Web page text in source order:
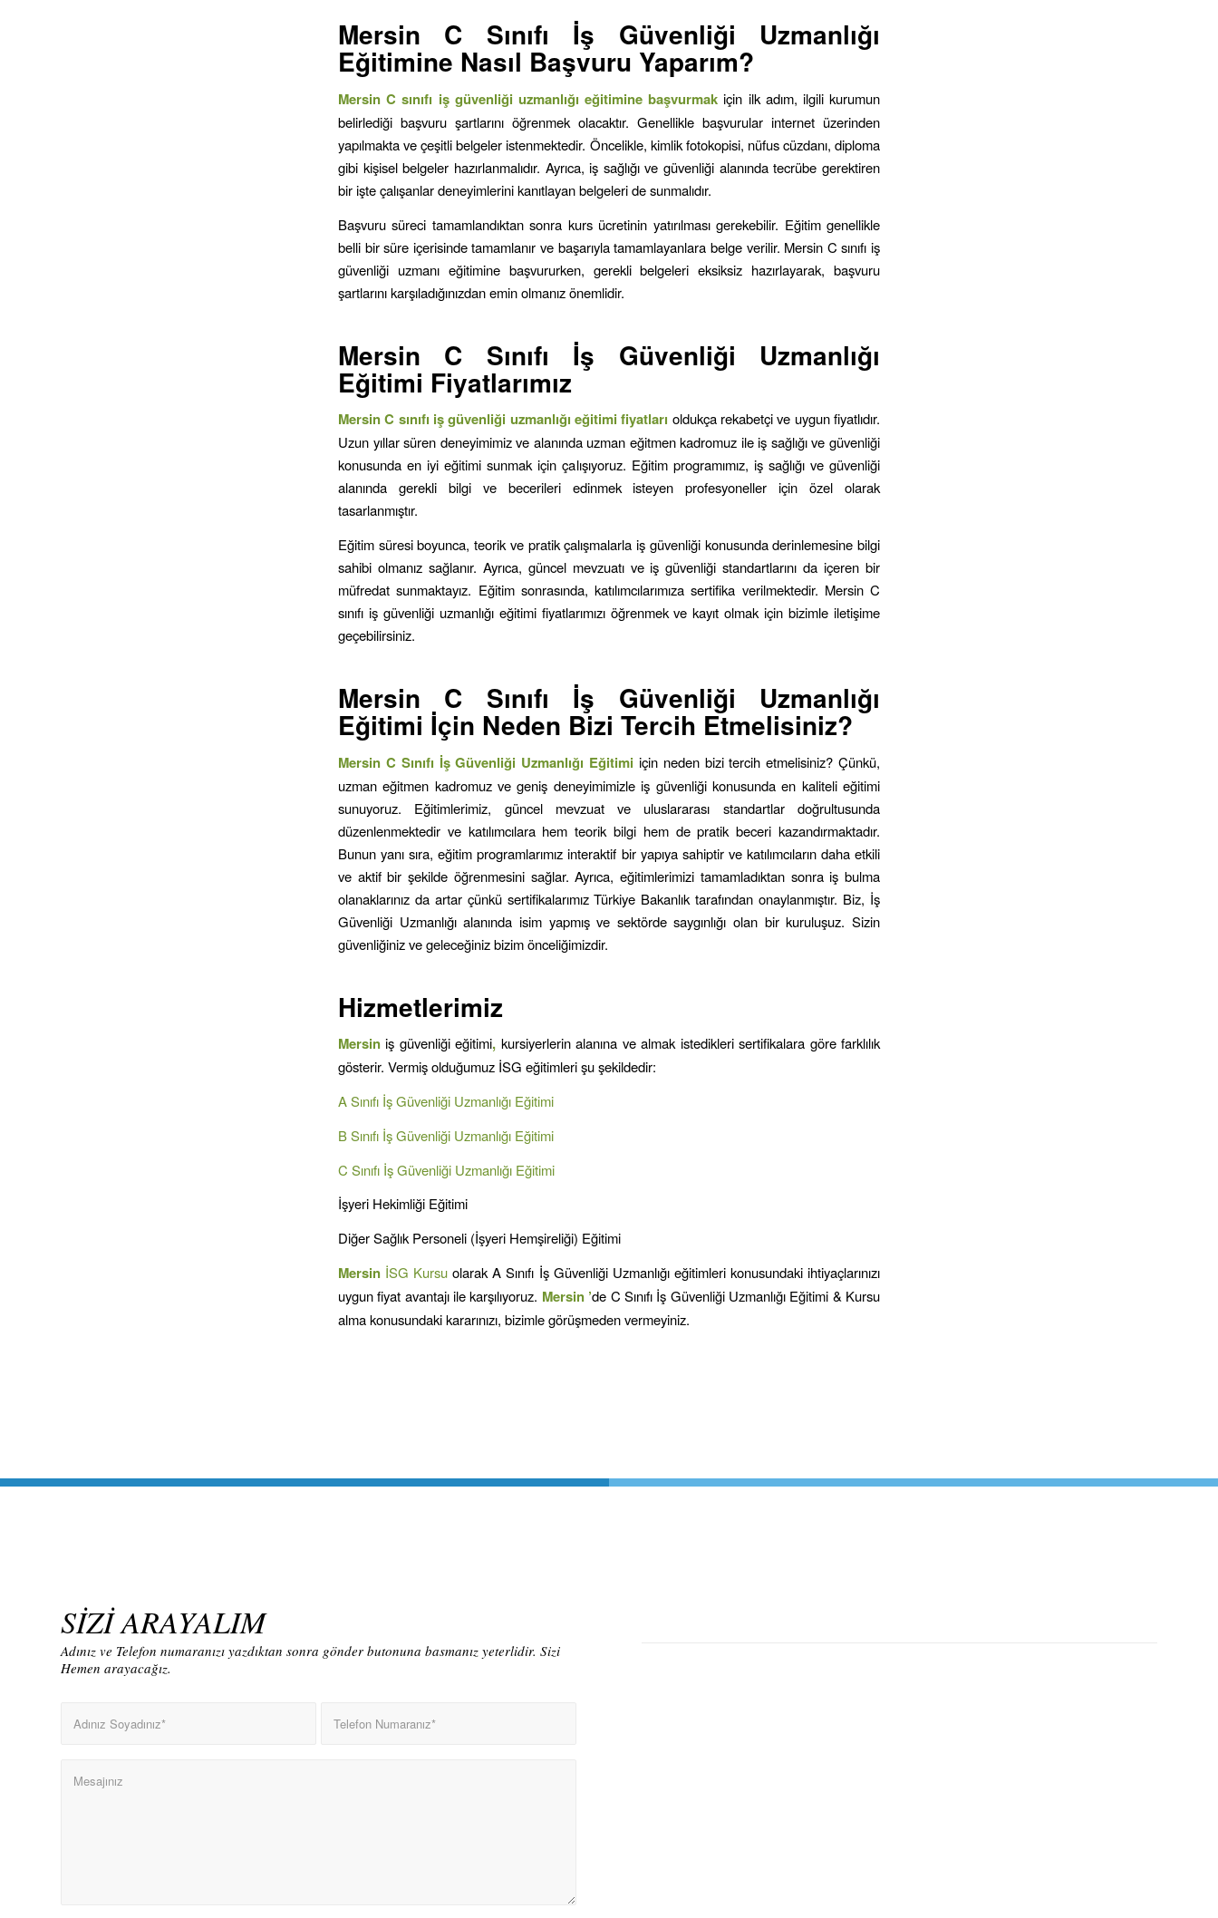
Mersin C Sınıfı İş Güvenliği Uzmanlığı
Eğitimine Nasıl Başvuru Yaparım?
Mersin C sınıfı iş güvenliği uzmanlığı eğitimine başvurmak için ilk adım, ilgili kurumun
belirlediği başvuru şartlarını öğrenmek olacaktır. Genellikle başvurular internet üzerinden
yapılmakta ve çeşitli belgeler istenmektedir. Öncelikle, kimlik fotokopisi, nüfus cüzdanı, diploma
gibi kişisel belgeler hazırlanmalıdır. Ayrıca, iş sağlığı ve güvenliği alanında tecrübe gerektiren
bir işte çalışanlar deneyimlerini kanıtlayan belgeleri de sunmalıdır.
Başvuru süreci tamamlandıktan sonra kurs ücretinin yatırılması gerekebilir. Eğitim genellikle
belli bir süre içerisinde tamamlanır ve başarıyla tamamlayanlara belge verilir. Mersin C sınıfı iş
güvenliği uzmanı eğitimine başvururken, gerekli belgeleri eksiksiz hazırlayarak, başvuru
şartlarını karşıladığınızdan emin olmanız önemlidir.
Mersin C Sınıfı İş Güvenliği Uzmanlığı
Eğitimi Fiyatlarımız
Mersin C sınıfı iş güvenliği uzmanlığı eğitimi fiyatları oldukça rekabetçi ve uygun fiyatlıdır.
Uzun yıllar süren deneyimimiz ve alanında uzman eğitmen kadromuz ile iş sağlığı ve güvenliği
konusunda en iyi eğitimi sunmak için çalışıyoruz. Eğitim programımız, iş sağlığı ve güvenliği
alanında gerekli bilgi ve becerileri edinmek isteyen profesyoneller için özel olarak
tasarlanmıştır.
Eğitim süresi boyunca, teorik ve pratik çalışmalarla iş güvenliği konusunda derinlemesine bilgi
sahibi olmanız sağlanır. Ayrıca, güncel mevzuatı ve iş güvenliği standartlarını da içeren bir
müfredat sunmaktayız. Eğitim sonrasında, katılımcılarımıza sertifika verilmektedir. Mersin C
sınıfı iş güvenliği uzmanlığı eğitimi fiyatlarımızı öğrenmek ve kayıt olmak için bizimle iletişime
geçebilirsiniz.
Mersin C Sınıfı İş Güvenliği Uzmanlığı
Eğitimi İçin Neden Bizi Tercih Etmelisiniz?
Mersin C Sınıfı İş Güvenliği Uzmanlığı Eğitimi için neden bizi tercih etmelisiniz? Çünkü,
uzman eğitmen kadromuz ve geniş deneyimimizle iş güvenliği konusunda en kaliteli eğitimi
sunuyoruz. Eğitimlerimiz, güncel mevzuat ve uluslararası standartlar doğrultusunda
düzenlenmektedir ve katılımcılara hem teorik bilgi hem de pratik beceri kazandırmaktadır.
Bunun yanı sıra, eğitim programlarımız interaktif bir yapıya sahiptir ve katılımcıların daha etkili
ve aktif bir şekilde öğrenmesini sağlar. Ayrıca, eğitimlerimizi tamamladıktan sonra iş bulma
olanaklarınız da artar çünkü sertifikalarımız Türkiye Bakanlık tarafından onaylanmıştır. Biz, İş
Güvenliği Uzmanlığı alanında isim yapmış ve sektörde saygınlığı olan bir kuruluşuz. Sizin
güvenliğiniz ve geleceğiniz bizim önceliğimizdir.
Hizmetlerimiz
Mersiniş güvenliği eğitimi, kursiyerlerin alanına ve almak istedikleri sertifikalara göre farklılık
gösterir. Vermiş olduğumuz İSG eğitimleri şu şekildedir:
A Sınıfı İş Güvenliği Uzmanlığı Eğitimi
B Sınıfı İş Güvenliği Uzmanlığı Eğitimi
C Sınıfı İş Güvenliği Uzmanlığı Eğitimi
İşyeri Hekimliği Eğitimi
Diğer Sağlık Personeli (İşyeri Hemşireliği) Eğitimi
Mersin İSG Kursu olarak A Sınıfı İş Güvenliği Uzmanlığı eğitimleri konusundaki ihtiyaçlarınızı
uygun fiyat avantajı ile karşılıyoruz. Mersin ’de C Sınıfı İş Güvenliği Uzmanlığı Eğitimi & Kursu
alma konusundaki kararınızı, bizimle görüşmeden vermeyiniz.
SİZİ ARAYALIM
Adınız ve Telefon numaranızı yazdıktan sonra gönder butonuna basmanız yeterlidir. Sizi
Hemen arayacağız.